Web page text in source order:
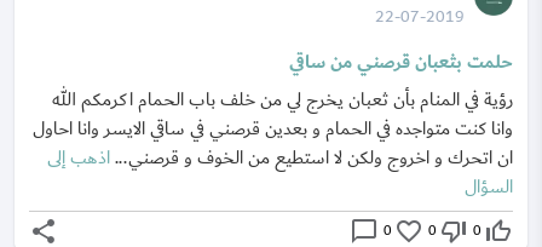
22-07-2019
حلمت بثعبان قرصني من ساقي
رؤية في المنام بأن ثعبان يخرج لي من خلف باب الحمام اكرمكم الله
وانا كنت متواجده في الحمام و بعدين قرصني في ساقي الايسر وانا احاول
ان اتحرك و اخروج ولكن لا استطيع من الخوف و قرصني...اذهب إلى
السؤال
thumb_up_off_alt
0
thumb_down_off_alt
0
favorite_border
0
chat_bubble_outline
share